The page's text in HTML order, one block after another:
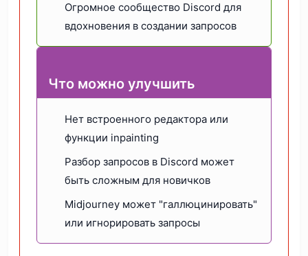
Огромное сообщество Discord для
вдохновения в создании запросов
Что можно улучшить
Нет встроенного редактора или
функции inpainting
Разбор запросов в Discord может
быть сложным для новичков
Midjourney может "галлюцинировать"
или игнорировать запросы